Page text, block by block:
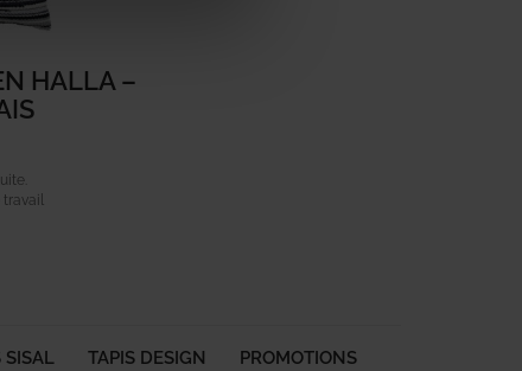
HALLA –
travail
SISAL TAPIS DESIGN PROMOTIONS